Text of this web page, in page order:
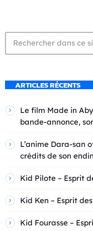
ARTICLES RÉCENTS
Le film Made in
bande-annonce,
L’anime Dara-san
crédits de son
Kid Pilote – Esprit
Kid Ken – Esprit
Kid Fourasse –